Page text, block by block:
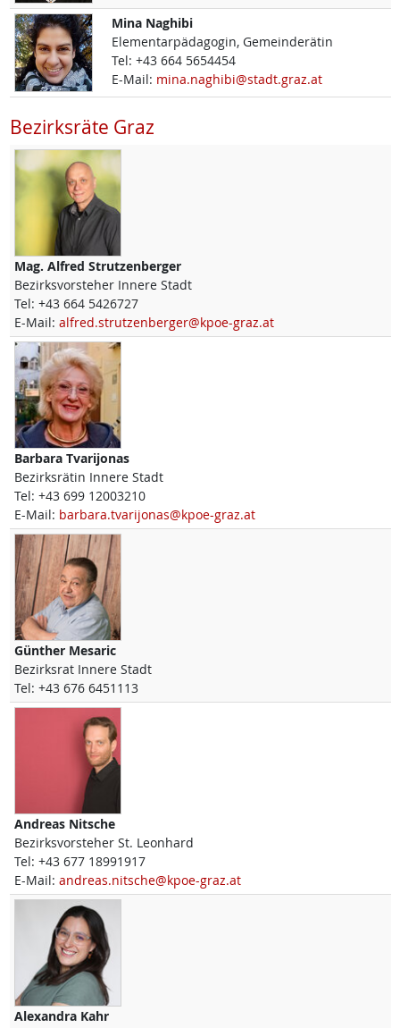
Mina Naghibi
Elementarpädagogin, Gemeinderätin
Tel: +43 664 5654454
E-Mail: mina.naghibi@stadt.graz.at
Bezirksräte Graz
Mag. Alfred Strutzenberger
Bezirksvorsteher Innere Stadt
Tel: +43 664 5426727
E-Mail: alfred.strutzenberger@kpoe-graz.at
Barbara Tvarijonas
Bezirksrätin Innere Stadt
Tel: +43 699 12003210
E-Mail: barbara.tvarijonas@kpoe-graz.at
Günther Mesaric
Bezirksrat Innere Stadt
Tel: +43 676 6451113
Andreas Nitsche
Bezirksvorsteher St. Leonhard
Tel: +43 677 18991917
E-Mail: andreas.nitsche@kpoe-graz.at
Alexandra Kahr